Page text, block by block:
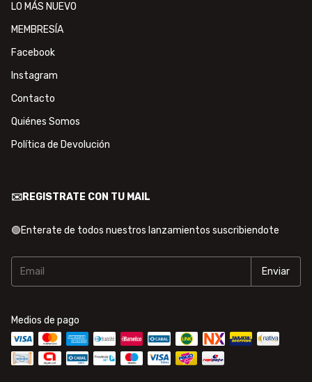
LO MÁS NUEVO
MEMBRESÍA
Facebook
Instagram
Contacto
Quiénes Somos
Política de Devolución
✉️REGISTRATE CON TU MAIL
🟢Enterate de todos nuestros lanzamientos suscribiendote
Medios de pago